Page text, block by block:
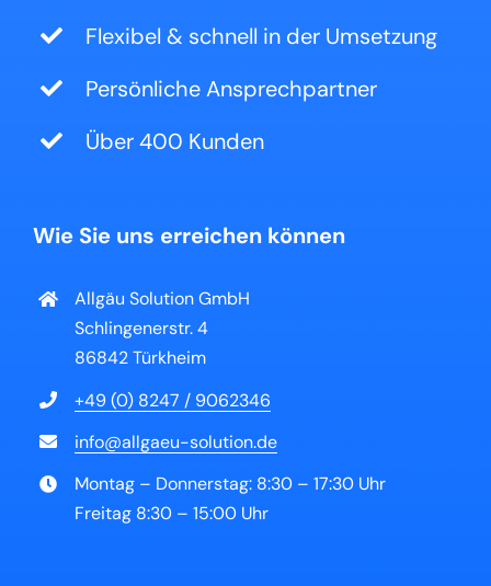
Flexibel & schnell in der Umsetzung
Persönliche Ansprechpartner
Über 400 Kunden
Wie Sie uns erreichen können
Allgäu Solution GmbH
Schlingenerstr. 4
86842 Türkheim
+49 (0) 8247 / 9062346
info@allgaeu-solution.de
Montag – Donnerstag: 8:30 – 17:30 Uhr
Freitag 8:30 – 15:00 Uhr